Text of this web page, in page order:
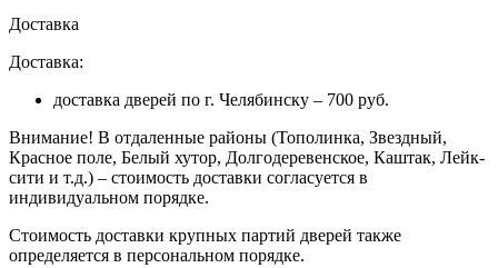
Доставка
Доставка:
доставка дверей по г. Челябинску – 700 руб.
Внимание! В отдаленные районы (Тополинка, Звездный,
Красное поле, Белый хутор, Долгодеревенское, Каштак, Лейк-
сити и т.д.) – стоимость доставки согласуется в
индивидуальном порядке.
Стоимость доставки крупных партий дверей также
определяется в персональном порядке.